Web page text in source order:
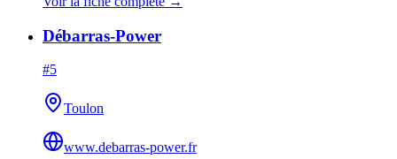
Débarras-Power
#5
Toulon
www.debarras-power.fr